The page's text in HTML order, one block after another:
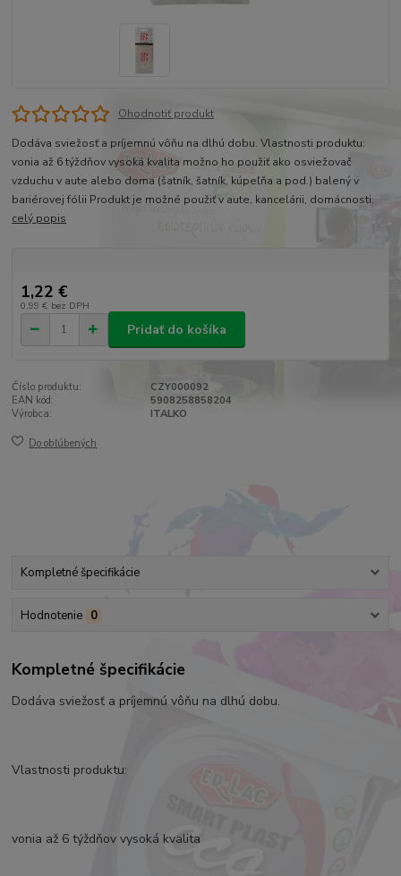
Ohodnotiť produkt
Dodáva sviežosť a príjemnú vôňu na dlhú dobu. Vlastnosti produktu:
vonia až 6 týždňov vysoká kvalita možno ho použiť ako osviežovač
vzduchu v aute alebo doma (šatník, šatník, kúpeľňa a pod.) balený v
bariérovej fólii Produkt je možné použiť v aute, kancelárii, domácnosti.
celý popis
1,22 €
0,99 € bez DPH
Pridať do košíka
Číslo produktu:
CZY000092
EAN kód:
5908258858204
Výrobca:
ITALKO
Do obľúbených
Kompletné špecifikácie
Hodnotenie 0
Kompletné špecifikácie
Dodáva sviežosť a príjemnú vôňu na dlhú dobu.
Vlastnosti produktu:
vonia až 6 týždňov vysoká kvalita